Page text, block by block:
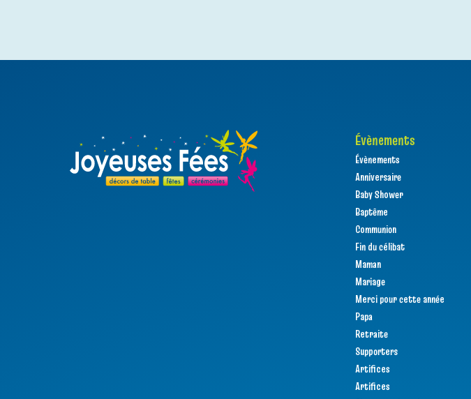
Évènements
Évènements
Anniversaire
Baby Shower
Baptême
Communion
Fin du célibat
Maman
Mariage
Merci pour cette année
Papa
Retraite
Supporters
Artifices
Artifices